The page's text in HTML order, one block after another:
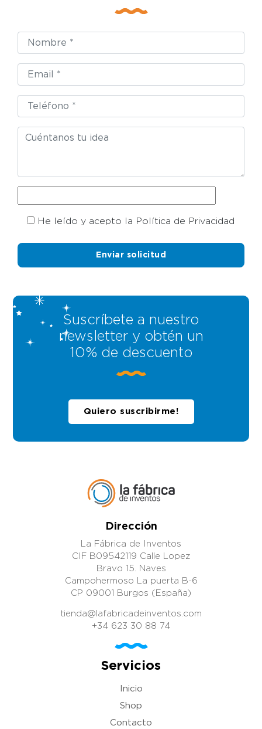
He leído y acepto la Política de Privacidad
Suscríbete a nuestro
newsletter y obtén un
10% de descuento
Quiero suscribirme!
Dirección
La Fábrica de Inventos
CIF B09542119 Calle Lopez
Bravo 15. Naves
Campohermoso La puerta B-6
CP 09001 Burgos (España)
tienda@lafabricadeinventos.com
+34 623 30 88 74
Servicios
Inicio
Shop
Contacto